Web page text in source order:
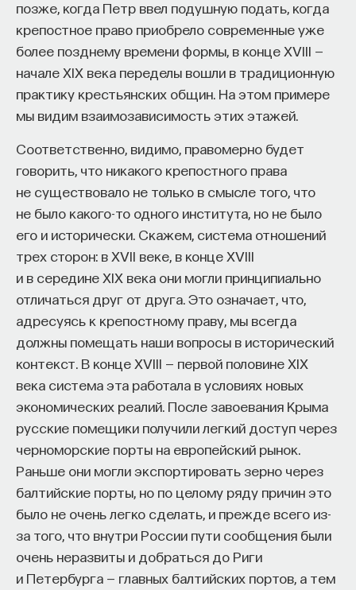
позже, когда Петр ввел подушную подать, когда
крепостное право приобрело современные уже
более позднему времени формы, в конце XVIII —
начале XIX века переделы вошли в традиционную
практику крестьянских общин. На этом примере
мы видим взаимозависимость этих этажей.
Соответственно, видимо, правомерно будет
говорить, что никакого крепостного права
не существовало не только в смысле того, что
не было какого-то одного института, но не было
его и исторически. Скажем, система отношений
трех сторон: в XVII веке, в конце XVIII
и в середине XIX века они могли принципиально
отличаться друг от друга. Это означает, что,
адресуясь к крепостному праву, мы всегда
должны помещать наши вопросы в исторический
контекст. В конце XVIII — первой половине XIX
века система эта работала в условиях новых
экономических реалий. После завоевания Крыма
русские помещики получили легкий доступ через
черноморские порты на европейский рынок.
Раньше они могли экспортировать зерно через
балтийские порты, но по целому ряду причин это
было не очень легко сделать, и прежде всего из-
за того, что внутри России пути сообщения были
очень неразвиты и добраться до Риги
и Петербурга — главных балтийских портов, а тем
в картине еще не делает ее некрасивой и Бог
разрешает присутствовать злу в этом мире,
чтобы святые и проповедники смогли найти свое
место в мироздании. Без испытаний
не существовало бы и совершенства. Такая
парадоксальная логика находила большой отклик
Душа и тело
Полностью повторяла эти мысли о равновесии
новая наука о мире и человеке — естествознание
(лат. scientia naturalis). Его правильно считать
предком нашей современной физики с одной
стороны и медицины с другой стороны: это наука
о мире и человеке. Благодаря ей образ
макрокосмоса и микрокосмоса оказался
актуальным, потому что Средневековье
продолжало искать гармонию не только
в обществе, но и в мире.
Хорошая погода не случайно на старославянском
языке называется так странно —
«благорастворение воздухов». Этот термин
возник задолго до христианства. Мир находится
в равновесии, когда все четыре стихии в нем
пребывают в гармонии: земля, вода, огонь
и воздух.